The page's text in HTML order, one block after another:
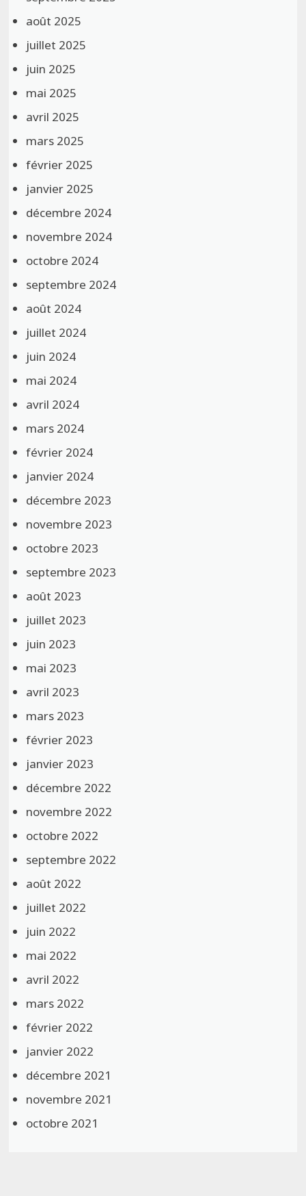
août 2025
juillet 2025
juin 2025
mai 2025
avril 2025
mars 2025
février 2025
janvier 2025
décembre 2024
novembre 2024
octobre 2024
septembre 2024
août 2024
juillet 2024
juin 2024
mai 2024
avril 2024
mars 2024
février 2024
janvier 2024
décembre 2023
novembre 2023
octobre 2023
septembre 2023
août 2023
juillet 2023
juin 2023
mai 2023
avril 2023
mars 2023
février 2023
janvier 2023
décembre 2022
novembre 2022
octobre 2022
septembre 2022
août 2022
juillet 2022
juin 2022
mai 2022
avril 2022
mars 2022
février 2022
janvier 2022
décembre 2021
novembre 2021
octobre 2021